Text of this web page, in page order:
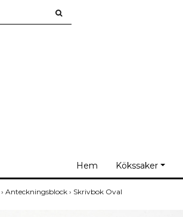
Hem Kökssaker
› Anteckningsblock › Skrivbok Oval